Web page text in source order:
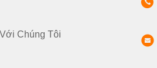
Chúng Tôi